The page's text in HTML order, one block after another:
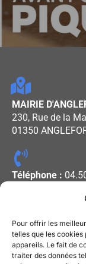
Pour offrir les
telles que les
appareils. Le fait de
traiter des données
MAIRIE
230, Rue de la
01350
Téléphone :
Horaires
Lundi - Mercredi
08h00 à 12h00
Mardi - Jeudi :